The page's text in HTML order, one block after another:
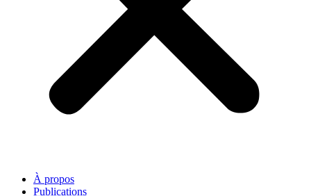
À propos
Publications